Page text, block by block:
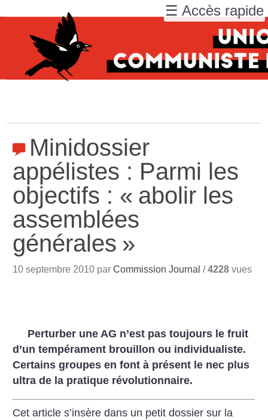
Minidossier
appélistes : Parmi les
objectifs : « abolir les
assemblées
générales »
10 septembre 2010 parCommission Journal /4228 vues
Perturber une AG n’est pas toujours le fruit
d’un tempérament brouillon ou individualiste.
Certains groupes en font à présent le nec plus
ultra de la pratique révolutionnaire.
Cet article s’insère dans un petit dossier sur la
☰ Accès rapide